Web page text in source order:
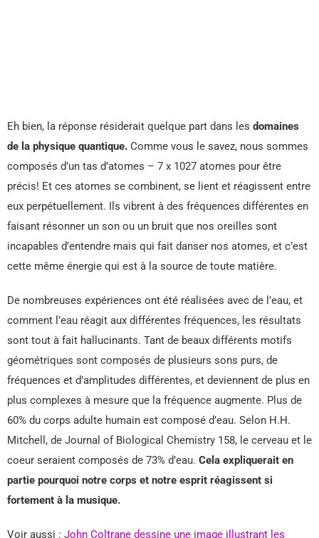
Eh bien, la réponse résiderait quelque part dans les domaines
de la physique quantique. Comme vous le savez, nous sommes
composés d’un tas d’atomes – 7 x 1027 atomes pour être
précis! Et ces atomes se combinent, se lient et réagissent entre
eux perpétuellement. Ils vibrent à des fréquences différentes en
faisant résonner un son ou un bruit que nos oreilles sont
incapables d’entendre mais qui fait danser nos atomes, et c’est
cette même énergie qui est à la source de toute matière.
De nombreuses expériences ont été réalisées avec de l’eau, et
comment l’eau réagit aux différentes fréquences, les résultats
sont tout à fait hallucinants. Tant de beaux différents motifs
géométriques sont composés de plusieurs sons purs, de
fréquences et d’amplitudes différentes, et deviennent de plus en
plus complexes à mesure que la fréquence augmente. Plus de
60% du corps adulte humain est composé d’eau. Selon H.H.
Mitchell, de Journal of Biological Chemistry 158, le cerveau et le
coeur seraient composés de 73% d’eau. Cela expliquerait en
partie pourquoi notre corps et notre esprit réagissent si
fortement à la musique.
Voir aussi : John Coltrane dessine une image illustrant les